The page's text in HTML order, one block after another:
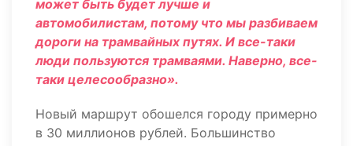
может быть будет лучше и
автомобилистам, потому что мы разбиваем
дороги на трамвайных путях. И все-таки
люди пользуются трамваями. Наверно, все-
таки целесообразно».
Новый маршрут обошелся городу примерно
в 30 миллионов рублей. Большинство